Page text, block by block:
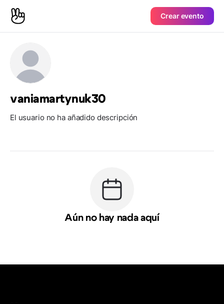
Crear evento
vaniamartynuk30
El usuario no ha añadido descripción
Aún no hay nada aquí